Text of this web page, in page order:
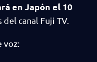
en Japón el 10
del canal Fuji TV.
voz: